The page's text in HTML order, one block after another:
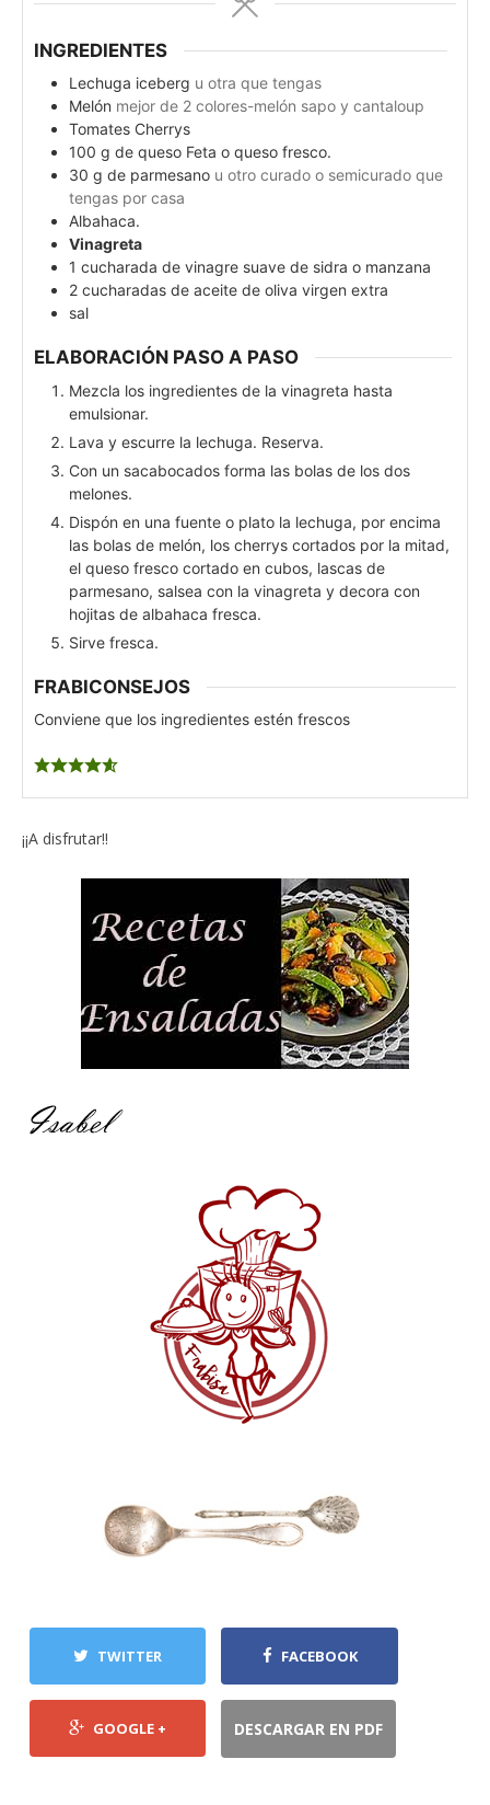
INGREDIENTES
Lechuga iceberg u otra que tengas
Melón mejor de 2 colores-melón sapo y cantaloup
Tomates Cherrys
100 g de queso Feta o queso fresco.
30 g de parmesano u otro curado o semicurado que
tengas por casa
Albahaca.
Vinagreta
1 cucharada de vinagre suave de sidra o manzana
2 cucharadas de aceite de oliva virgen extra
sal
ELABORACIÓN PASO A PASO
Mezcla los ingredientes de la vinagreta hasta
emulsionar.
Lava y escurre la lechuga. Reserva.
Con un sacabocados forma las bolas de los dos
melones.
Dispón en una fuente o plato la lechuga, por encima
las bolas de melón, los cherrys cortados por la mitad,
el queso fresco cortado en cubos, lascas de
parmesano, salsea con la vinagreta y decora con
hojitas de albahaca fresca.
Sirve fresca.
FRABICONSEJOS
Conviene que los ingredientes estén frescos
¡¡A disfrutar!!
TWITTER FACEBOOK
GOOGLE + DESCARGAR EN PDF